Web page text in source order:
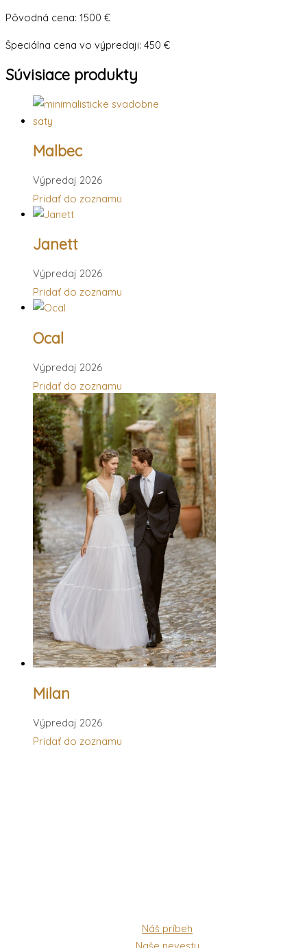
Pôvodná cena: 1500 €
Špeciálna cena vo výpredaji: 450 €
Súvisiace produkty
Malbec
Výpredaj 2026
Pridať do zoznamu
Janett
Výpredaj 2026
Pridať do zoznamu
Ocal
Výpredaj 2026
Pridať do zoznamu
Milan
Výpredaj 2026
Pridať do zoznamu
Náš príbeh